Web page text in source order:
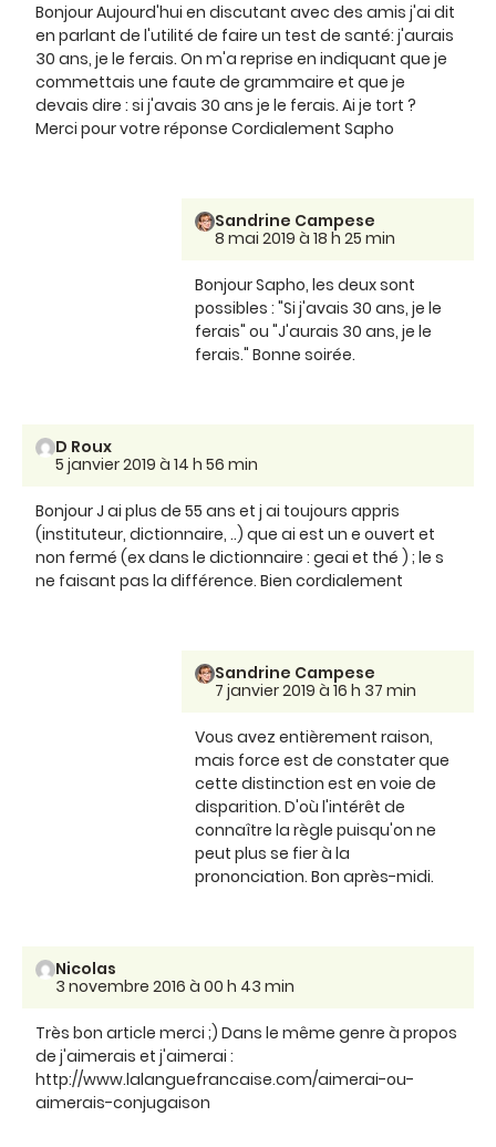
Bonjour Aujourd'hui en discutant avec des amis j'ai dit
en parlant de l'utilité de faire un test de santé: j'aurais
30 ans, je le ferais. On m'a reprise en indiquant que je
commettais une faute de grammaire et que je
devais dire : si j'avais 30 ans je le ferais. Ai je tort ?
Merci pour votre réponse Cordialement Sapho
Sandrine Campese
8 mai 2019 à 18 h 25 min
Bonjour Sapho, les deux sont
possibles : "Si j'avais 30 ans, je le
ferais" ou "J'aurais 30 ans, je le
ferais." Bonne soirée.
D Roux
5 janvier 2019 à 14 h 56 min
Bonjour J ai plus de 55 ans et j ai toujours appris
(instituteur, dictionnaire, ..) que ai est un e ouvert et
non fermé (ex dans le dictionnaire : geai et thé ) ; le s
ne faisant pas la différence. Bien cordialement
Sandrine Campese
7 janvier 2019 à 16 h 37 min
Vous avez entièrement raison,
mais force est de constater que
cette distinction est en voie de
disparition. D'où l'intérêt de
connaître la règle puisqu'on ne
peut plus se fier à la
prononciation. Bon après-midi.
Nicolas
3 novembre 2016 à 00 h 43 min
Très bon article merci ;) Dans le même genre à propos
de j'aimerais et j'aimerai :
http://www.lalanguefrancaise.com/aimerai-ou-
aimerais-conjugaison